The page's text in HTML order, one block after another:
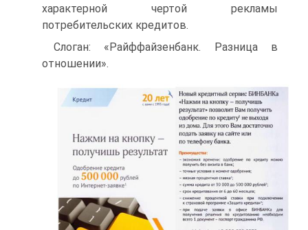
характерной чертой рекламы
потребительских кредитов.
Слоган: «Райффайзенбанк. Разница в
отношении».